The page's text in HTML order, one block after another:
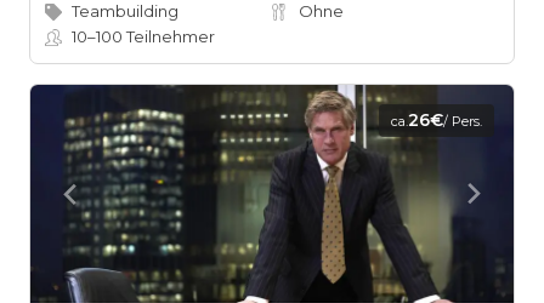
Teambuilding
Ohne
10–100Teilnehmer
ca.26€/ Pers.